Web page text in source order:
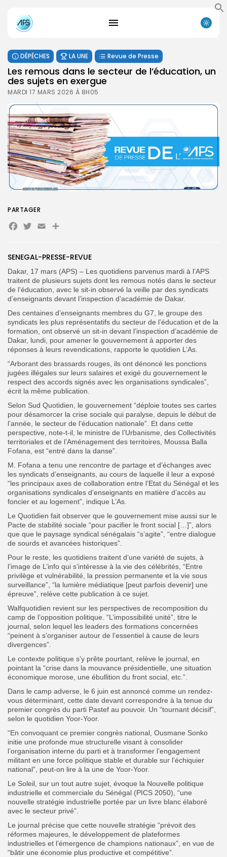
Search
for:
Search
Button
FR
DÉPÊCHES LA UNE Revue de Presse
Les remous dans le secteur de l’éducation, un
des sujets en exergue
MARDI 17 MARS 2026 À 8H05
SENEGAL-PRESSE-REVUE
Dakar, 17 mars (APS) – Les quotidiens parvenus mardi à l’APS
traitent de plusieurs sujets dont les remous notés dans le secteur
de l’éducation, avec le sit-in observé la veille par des syndicats
d’enseignants devant l’inspection d’académie de Dakar.
Des centaines d’enseignants membres du G7, le groupe des
syndicats les plus représentatifs du secteur de l’éducation et de la
formation, ont observé un sit-in devant l’inspection d’académie de
Dakar, lundi, pour amener le gouvernement à apporter des
réponses à leurs revendications, rapporte le quotidien L’As.
“Arborant des brassards rouges, ils ont dénoncé les ponctions
jugées illégales sur leurs salaires et exigé du gouvernement le
respect des accords signés avec les organisations syndicales”,
écrit la même publication.
Selon Sud Quotidien, le gouvernement “déploie toutes ses cartes
pour désamorcer la crise sociale qui paralyse, depuis le début de
l’année, le secteur de l’éducation nationale”. Et dans cette
perspective, note-t-il, le ministre de l’Urbanisme, des Collectivités
territoriales et de l’Aménagement des territoires, Moussa Balla
Fofana, est “entré dans la danse”.
M. Fofana a tenu une rencontre de partage et d’échanges avec
les syndicats d’enseignants, au cours de laquelle il leur a exposé
“les principaux axes de collaboration entre l’Etat du Sénégal et les
organisations syndicales d’enseignants en matière d’accès au
foncier et au logement”, indique L’As.
Le Quotidien fait observer que le gouvernement mise aussi sur le
Pacte de stabilité sociale “pour pacifier le front social […]”, alors
que que le paysage syndical sénégalais “s’agite”, “entre dialogue
de sourds et avancées historiques”.
Pour le reste, les quotidiens traitent d’une variété de sujets, à
l’image de L’info qui s’intéresse à la vie des célébrités, “Entre
privilège et vulnérabilité, la pression permanente et la vie sous
surveillance”, “la lumière médiatique [peut parfois devenir] une
épreuve”, relève cette publication à ce sujet.
Walfquotidien revient sur les perspectives de recomposition du
camp de l’opposition politique. “L’impossibilité unité”, titre le
journal, selon lequel les leaders des formations concernées
“peinent à s’organiser autour de l’essentiel à cause de leurs
divergences”.
Le contexte politique s’y prête pourtant, relève le journal, en
pointant la “crise dans la mouvance présidentielle, une situation
économique morose, une ébullition du front social, etc.”.
Dans le camp adverse, le 6 juin est annoncé comme un rendez-
vous déterminant, cette date devant correspondre à la tenue du
premier congrès du parti Pastef au pouvoir. Un “tournant décisif”,
selon le quotidien Yoor-Yoor.
“En convoquant ce premier congrès national, Ousmane Sonko
initie une profonde mue structurelle visant à consolider
l’organisation interne du parti et à transformer l’engagement
militant en une force politique stable et durable sur l’échiquier
national”, peut-on lire à la une de Yoor-Yoor.
Le Soleil, sur un tout autre sujet, évoque la Nouvelle politique
industrielle et commerciale du Sénégal (PICS 2050), “une
nouvelle stratégie industrielle portée par un livre blanc élaboré
avec le secteur privé”.
Le journal précise que cette nouvelle stratégie “prévoit des
réformes majeures, le développement de plateformes
industrielles et l’émergence de champions nationaux”, en vue de
“bâtir une économie plus productive et compétitive”.
PARTAGER
Facebook
Twitter
EmailPartager